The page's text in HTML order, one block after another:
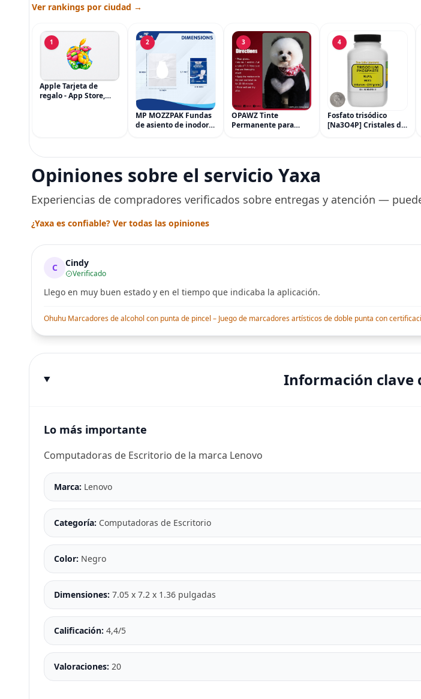
Ver rankings por ciudad →
1
Apple Tarjeta de
regalo - App Store,
2
MP MOZZPAK Fundas
de asiento de inodoro
para entrenamiento
3
OPAWZ Tinte
Permanente para
Peluquería durante
una Década, Tinte
4
Fosfato trisódico
[Na3O4P] Cristales de
Opiniones sobre el servicio Yaxa
Experiencias de compradores verificados sobre entregas y atención —
¿Yaxa es confiable? Ver todas las opiniones
C Cindy
Verificado
Llego en muy buen estado y en el tiempo que indicaba la aplicación.
Ohuhu Marcadores de alcohol con punta de pincel – Juego de marcadores artísticos de doble punta con
Información clave
Lo más importante
Computadoras de Escritorio de la marca Lenovo
Marca: Lenovo
Categoría: Computadoras de Escritorio
Color: Negro
Dimensiones: 7.05 x 7.2 x 1.36 pulgadas
Calificación: 4,4/5
Valoraciones: 20